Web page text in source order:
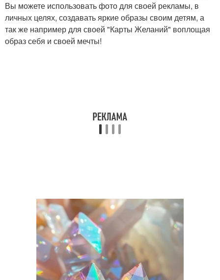
Вы можете использовать фото для своей рекламы, в
личных целях, создавать яркие образы своим детям, а
так же например для своей "Карты Желаний" воплощая
образ себя и своей мечты!